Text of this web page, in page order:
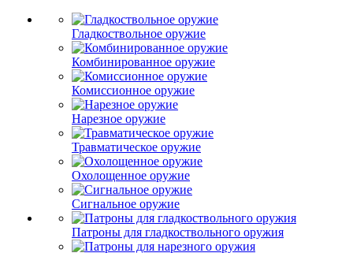
Гладкоствольное оружие
Комбинированное оружие
Комиссионное оружие
Нарезное оружие
Травматическое оружие
Охолощенное оружие
Сигнальное оружие
Патроны для гладкоствольного оружия